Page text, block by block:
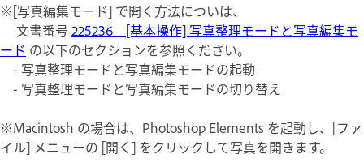
※[写真編集モード] で開く方法についは、
文書番号225236 [基本操作] 写真整理モードと写真編集モ
ード の以下のセクションを参照ください。
- 写真整理モードと写真編集モードの起動
- 写真整理モードと写真編集モードの切り替え
※Macintosh の場合は、Photoshop Elements を起動し、[ファ
イル] メニューの [開く] をクリックして写真を開きます。